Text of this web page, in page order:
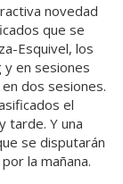
novedad
que se
Esquivel, los
en sesiones
dos sesiones.
el
tarde. Y una
se disputarán
la mañana.